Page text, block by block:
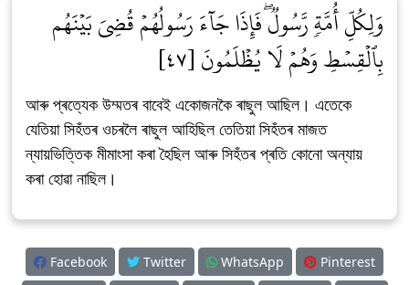
وَلِكُلِّ أُمَّةٖ رَّسُولٞۖ فَإِذَا جَآءَ رَسُولُهُمۡ قُضِيَ بَيۡنَهُم
بِٱلۡقِسۡطِ وَهُمۡ لَا يُظۡلَمُونَ [٤٧]
আৰু প্ৰত্যেক উম্মতৰ বাবেই একোজনকৈ ৰাছুল আছিল। এতেকে
যেতিয়া সিহঁতৰ ওচৰলৈ ৰাছুল আহিছিল তেতিয়া সিহঁতৰ মাজত
ন্যায়ভিত্তিক মীমাংসা কৰা হৈছিল আৰু সিহঁতৰ প্ৰতি কোনো অন্যায়
কৰা হোৱা নাছিল।
Facebook Twitter WhatsApp
Pinterest